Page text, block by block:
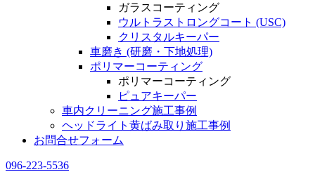
ガラスコーティング
ウルトラストロングコート (USC)
クリスタルキーパー
車磨き (研磨・下地処理)
ポリマーコーティング
ポリマーコーティング
ピュアキーパー
車内クリーニング施工事例
ヘッドライト黄ばみ取り施工事例
お問合せフォーム
096-223-5536